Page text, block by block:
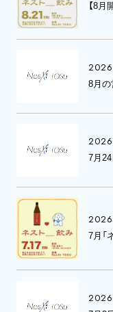
【8
8月の
7月24
7月「